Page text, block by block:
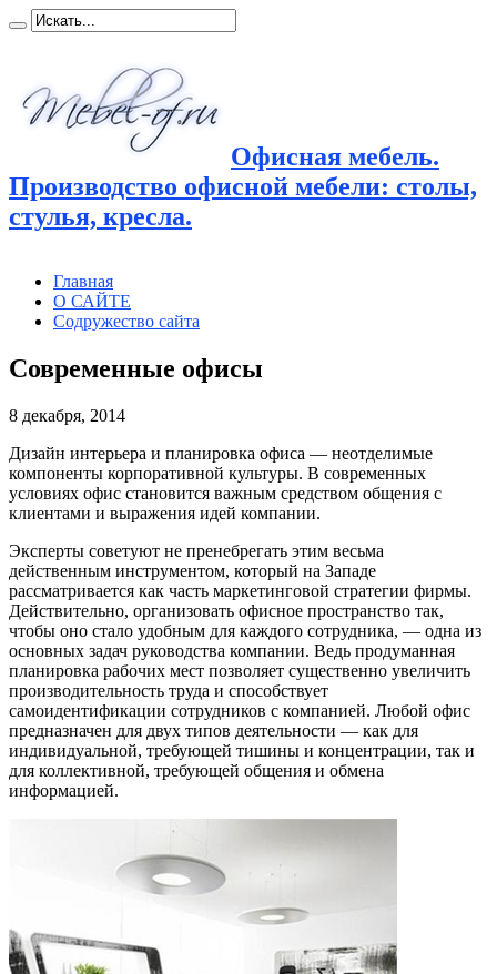
Офисная мебель.
Производство офисной мебели: столы,
стулья, кресла.
Главная
О САЙТЕ
Содружество сайта
Современные офисы
8 декабря, 2014
Дизайн интерьера и планировка офиса — неотделимые
компоненты корпоративной культуры. В современных
условиях офис становится важным средством общения с
клиентами и выражения идей компании.
Эксперты советуют не пренебрегать этим весьма
действенным инструментом, который на Западе
рассматривается как часть маркетинговой стратегии фирмы.
Действительно, организовать офисное пространство так,
чтобы оно стало удобным для каждого сотрудника, — одна из
основных задач руководства компании. Ведь продуманная
планировка рабочих мест позволяет существенно увеличить
производительность труда и способствует
самоидентификации сотрудников с компанией. Любой офис
предназначен для двух типов деятельности — как для
индивидуальной, требующей тишины и концентрации, так и
для коллективной, требующей общения и обмена
информацией.